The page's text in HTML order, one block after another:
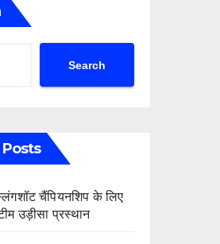
Search
चैंपियनशिप के लिए
उड़ीसा प्रस्थान